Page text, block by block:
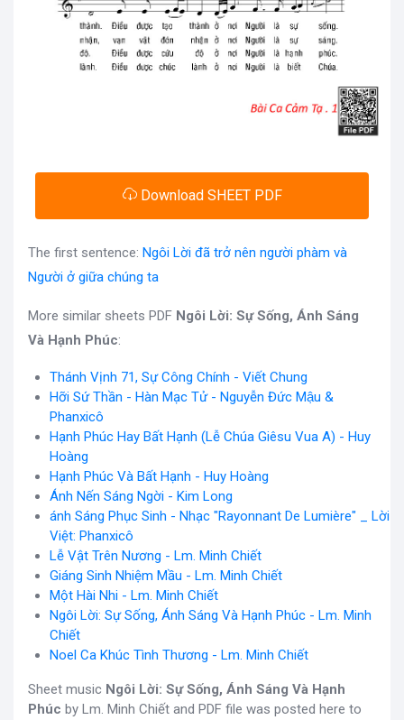
Download SHEET PDF
The first sentence: Ngôi Lời đã trở nên người phàm và
Người ở giữa chúng ta
More similar sheets PDF Ngôi Lời: Sự Sống, Ánh Sáng
Và Hạnh Phúc:
Thánh Vịnh 71, Sự Công Chính - Viết Chung
Hỡi Sứ Thần - Hàn Mạc Tử - Nguyễn Đức Mậu &
Phanxicô
Hạnh Phúc Hay Bất Hạnh (Lễ Chúa Giêsu Vua A) - Huy
Hoàng
Hạnh Phúc Và Bất Hạnh - Huy Hoàng
Ánh Nến Sáng Ngời - Kim Long
ánh Sáng Phục Sinh - Nhạc "Rayonnant De Lumière" _ Lời
Việt: Phanxicô
Lễ Vật Trên Nương - Lm. Minh Chiết
Giáng Sinh Nhiệm Mầu - Lm. Minh Chiết
Một Hài Nhi - Lm. Minh Chiết
Ngôi Lời: Sự Sống, Ánh Sáng Và Hạnh Phúc - Lm. Minh
Chiết
Noel Ca Khúc Tình Thương - Lm. Minh Chiết
Sheet music Ngôi Lời: Sự Sống, Ánh Sáng Và Hạnh
Phúc by Lm. Minh Chiết and PDF file was posted here to